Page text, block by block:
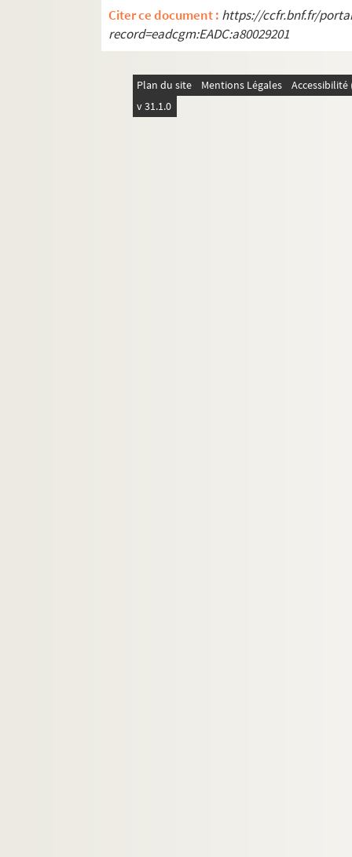
Citer ce document : https://ccfr.bnf.fr/
record=eadcgm:EADC:a80029201
Plan du site Mentions Légales
v 31.1.0